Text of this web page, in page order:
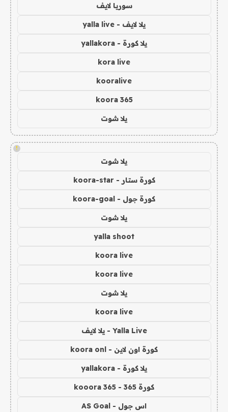
سوريا لايف
يلا لايف - yalla live
يلا كورة - yallakora
kora live
kooralive
koora 365
يلا شوت
!
يلا شوت
كورة ستار - koora-star
كورة جول - koora-goal
يلا شوت
yalla shoot
koora live
koora live
يلا شوت
koora live
Yalla Live - يلا لايف
كورة اون لاين - koora onl
يلا كورة - yallakora
كورة 365 - kooora 365
اس جول - AS Goal